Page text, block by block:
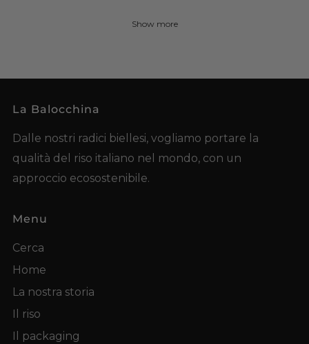
Show more
La Balocchina
Dalle nostri radici biellesi, vogliamo portare la
qualità del riso italiano nel mondo, con un
approccio ecosostenibile.
Menu
Cerca
Home
La nostra storia
Il riso
Il packaging